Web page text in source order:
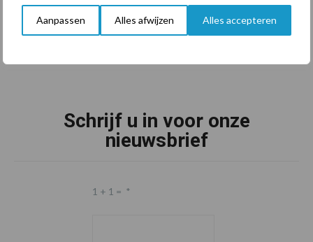
Aanpassen Alles afwijzen Alles accepteren
Schrijf u in voor onze
nieuwsbrief
1 + 1 = *